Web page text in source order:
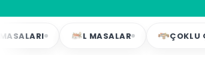
L MASALAR ÇOKLU